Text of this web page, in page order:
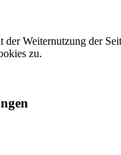
Weiternutzung der
zu.